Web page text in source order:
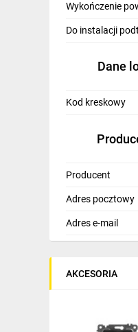
Wykończenie
Do instalacji
Dane
Kod kreskowy
Producent
Adres pocztowy
Adres e-mail
AKCESORIA